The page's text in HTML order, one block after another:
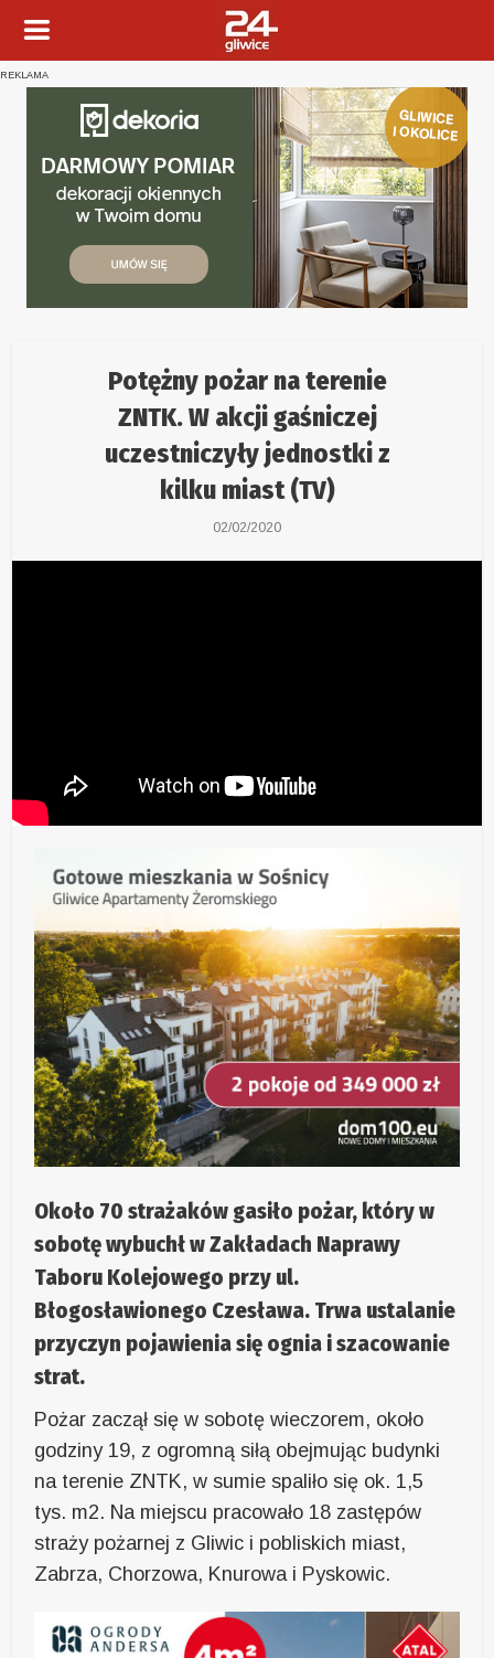
REKLAMA
Potężny pożar na terenie
ZNTK. W akcji gaśniczej
uczestniczyły jednostki z
kilku miast (TV)
02/02/2020
Około 70 strażaków gasiło pożar, który w
sobotę wybuchł w Zakładach Naprawy
Taboru Kolejowego przy ul.
Błogosławionego Czesława. Trwa ustalanie
przyczyn pojawienia się ognia i szacowanie
strat.
Pożar zaczął się w sobotę wieczorem, około
godziny 19, z ogromną siłą obejmując budynki
na terenie ZNTK, w sumie spaliło się ok. 1,5
tys. m2. Na miejscu pracowało 18 zastępów
straży pożarnej z Gliwic i pobliskich miast,
Zabrza, Chorzowa, Knurowa i Pyskowic.